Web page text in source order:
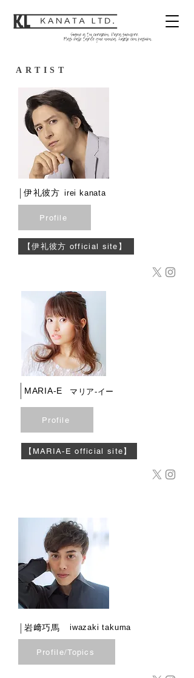
ARTIST
​伊礼彼方irei kanata
Profile
【伊礼彼方 official site】
​MARIA-Eマリア-イー
Profile
【MARIA-E official site】
​岩﨑巧馬 iwazaki takuma
Profile/Topics